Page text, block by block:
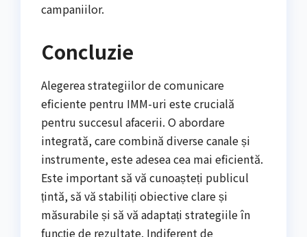
campaniilor.
Concluzie
Alegerea strategiilor de comunicare
eficiente pentru IMM-uri este crucială
pentru succesul afacerii. O abordare
integrată, care combină diverse canale și
instrumente, este adesea cea mai eficientă.
Este important să vă cunoașteți publicul
țintă, să vă stabiliți obiective clare și
măsurabile și să vă adaptați strategiile în
funcție de rezultate. Indiferent de